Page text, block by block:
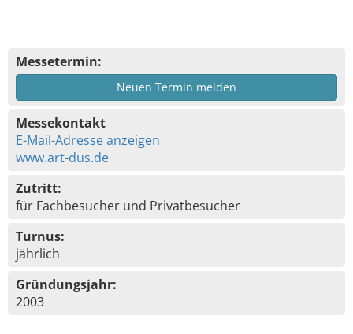
Messetermin:
Neuen Termin melden
Messekontakt
E-Mail-Adresse anzeigen
www.art-dus.de
Zutritt:
für Fachbesucher und Privatbesucher
Turnus:
jährlich
Gründungsjahr:
2003